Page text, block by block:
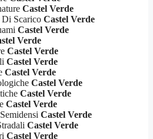
Castel Verde
Scarico Castel Verde
Castel Verde
Verde
Castel Verde
Castel Verde
Castel Verde
Castel Verde
Castel Verde
Castel Verde
Castel Verde
Castel Verde
Castel Verde